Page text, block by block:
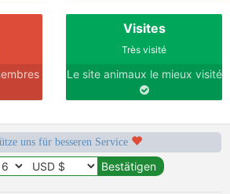
Visites
Très visité
Le site animaux le mieux visité
uns für besseren Service